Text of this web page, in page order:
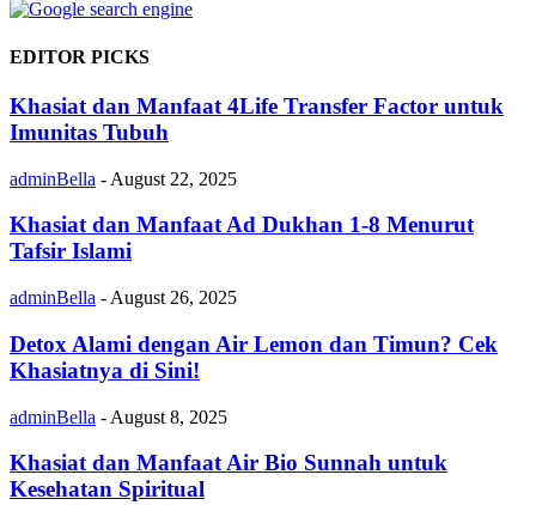
EDITOR PICKS
Khasiat dan Manfaat 4Life Transfer Factor untuk
Imunitas Tubuh
adminBella - August 22, 2025
Khasiat dan Manfaat Ad Dukhan 1-8 Menurut
Tafsir Islami
adminBella - August 26, 2025
Detox Alami dengan Air Lemon dan Timun? Cek
Khasiatnya di Sini!
adminBella - August 8, 2025
Khasiat dan Manfaat Air Bio Sunnah untuk
Kesehatan Spiritual